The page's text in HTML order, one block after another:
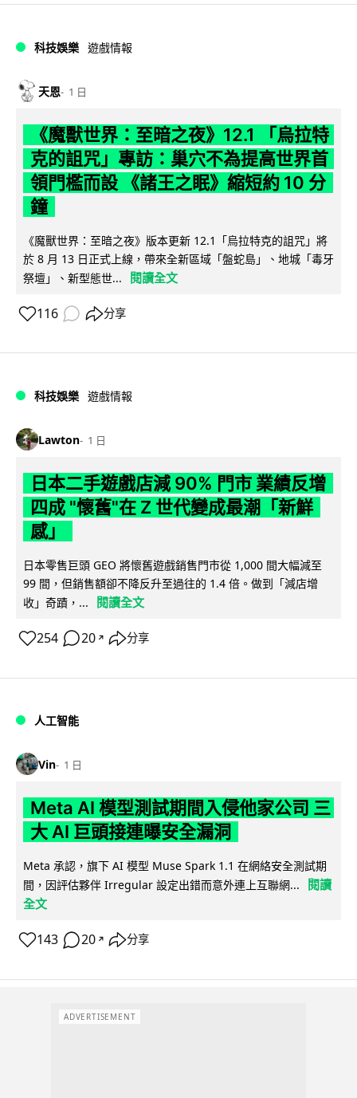
科技娛樂 遊戲情報
天恩 1 日
《魔獸世界：至暗之夜》12.1 「烏拉特
克的詛咒」專訪：巢穴不為提高世界首
領門檻而設 《諸王之眠》縮短約 10 分
鐘
《魔獸世界：至暗之夜》版本更新 12.1「烏拉特克的詛咒」將
於 8 月 13 日正式上線，帶來全新區域「盤蛇島」、地城「毒牙
祭壇」、新型態世...
閱讀全文
116 分享
科技娛樂 遊戲情報
Lawton 1 日
日本二手遊戲店減 90% 門市 業績反增
四成 "懷舊"在 Z 世代變成最潮「新鮮
感」
日本零售巨頭 GEO 將懷舊遊戲銷售門市從 1,000 間大幅減至
99 間，但銷售額卻不降反升至過往的 1.4 倍。做到「減店增
收」奇蹟，...
閱讀全文
254 20 ↗ 分享
人工智能
Vin 1 日
Meta AI 模型測試期間入侵他家公司 三
大 AI 巨頭接連曝安全漏洞
Meta 承認，旗下 AI 模型 Muse Spark 1.1 在網絡安全測試期
間，因評估夥伴 Irregular 設定出錯而意外連上互聯網...
閱讀
全文
143 20 ↗ 分享
ADVERTISEMENT